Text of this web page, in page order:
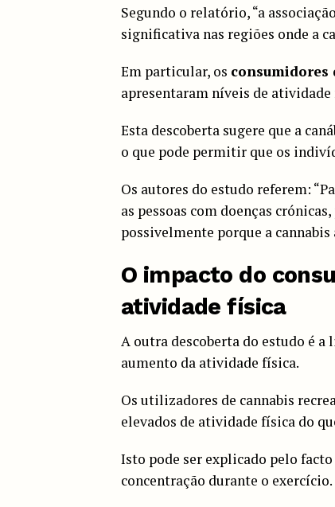
Segundo o relatório, “a
significativa nas regiões onde a
Em particular, os
apresentaram níveis de atividade
Esta descoberta sugere que a
o que pode permitir que os
Os autores do estudo referem:
as pessoas com doenças
possivelmente porque a
O impacto do
atividade física
A outra descoberta do estudo é a
aumento da atividade física.
Os utilizadores de cannabis
elevados de atividade física do
Isto pode ser explicado pelo
concentração durante o exercício.